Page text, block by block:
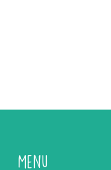
Menu